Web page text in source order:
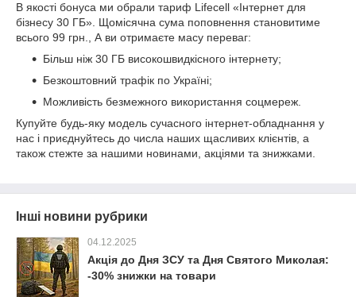
В якості бонуса ми обрали тариф Lifecell «Інтернет для
бізнесу 30 ГБ». Щомісячна сума поповнення становитиме
всього 99 грн., А ви отримаєте масу переваг:
Більш ніж 30 ГБ високошвидкісного інтернету;
Безкоштовний трафік по Україні;
Можливість безмежного використання соцмереж.
Купуйте будь-яку модель сучасного інтернет-обладнання у
нас і приєднуйтесь до числа наших щасливих клієнтів, а
також стежте за нашими новинами, акціями та знижками.
Інші новини рубрики
04.12.2025
Акція до Дня ЗСУ та Дня Святого Миколая:
-30% знижки на товари